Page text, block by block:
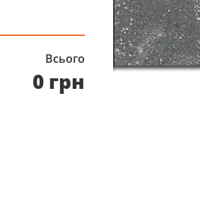
Всього
0 грн